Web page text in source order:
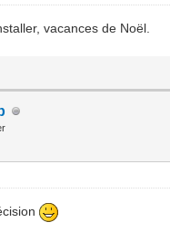
vacances de Noël.